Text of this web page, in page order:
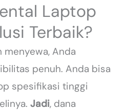
Laptop
Terbaik?
menyewa, Anda
penuh. Anda bisa
spesifikasi tinggi
Jadi, dana